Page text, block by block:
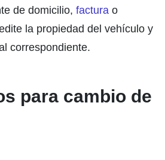
de domicilio, factura o
la propiedad del vehículo y
correspondiente.
para cambio de